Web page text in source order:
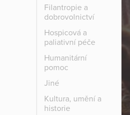
Filantropie a
dobrovolnictví
Hospicová a
paliativní péče
Humanitární
pomoc
Jiné
Kultura, umění a
historie